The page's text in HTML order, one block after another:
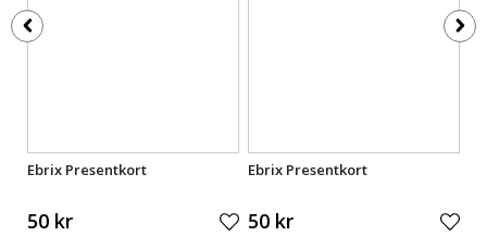
Ebrix Presentkort
50 kr
Ebrix Presentkort
50 kr